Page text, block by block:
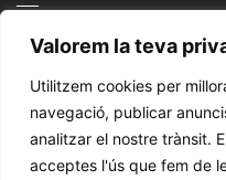
Valorem la teva
Utilitzem cookies per
navegació, publicar
analitzar el nostre trànsit.
acceptes l'ús que fem de
POLÍTICA DE REDES SOCIALES